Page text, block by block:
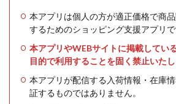
本アプリは個人の方が適正価格で商
するためのショッピング支援アプリで
本アプリやWEBサイトに掲載してい
目的で利用することを固く禁止いたし
本アプリが配信する入荷情報・在庫
証するものではありません。